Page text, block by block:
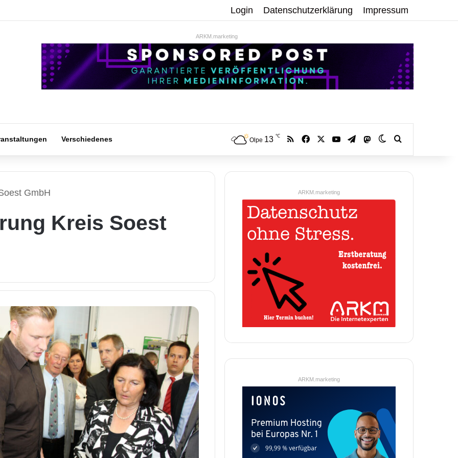
Login Datenschutzerklärung Impressum
ARKM.marketing
Verschiedenes Olpe 13 ℃ RSS Facebook YouTubeTelegramMastodonSkin umschalten
GmbH
Kreis Soest
ARKM.marketing
ARKM.marketing